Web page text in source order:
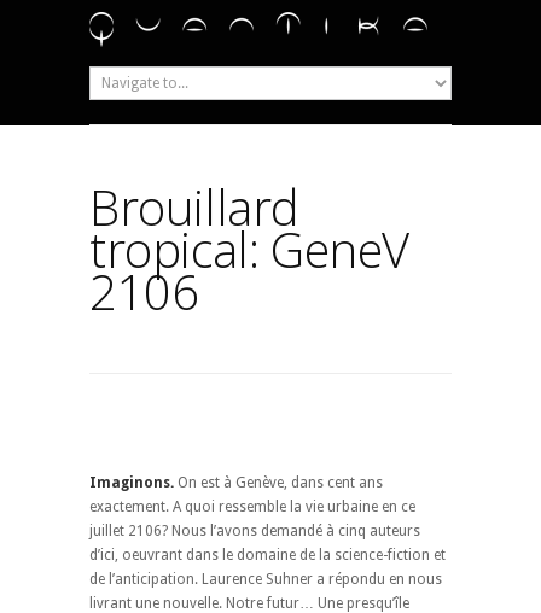
Brouillard
tropical: GeneV
2106
Imaginons. On est à Genève, dans cent ans
exactement. A quoi ressemble la vie urbaine en ce
juillet 2106? Nous l’avons demandé à cinq auteurs
d’ici, oeuvrant dans le domaine de la science-fiction et
de l’anticipation. Laurence Suhner a répondu en nous
livrant une nouvelle. Notre futur… Une presqu’île